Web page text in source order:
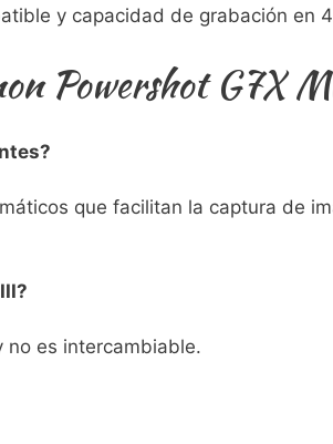
y capacidad de grabación en
Powershot G7X
que ⁤facilitan⁢ la captura de
‌no es intercambiable.